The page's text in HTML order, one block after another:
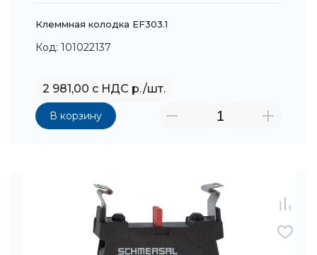
Клеммная колодка EF303.1
Код: 101022137
2 981,00 с НДС р./шт.
В корзину